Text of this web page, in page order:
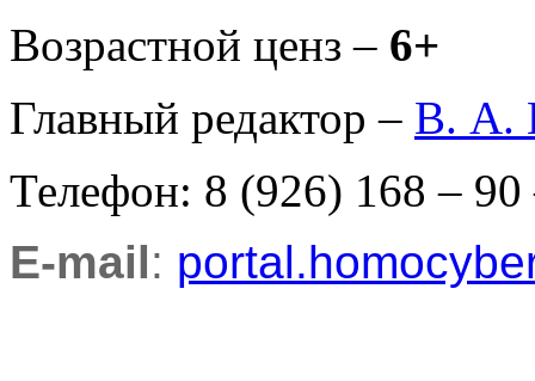
Возрастной ценз – 6+
Главный редактор – В. А.
Телефон: 8 (926) 168 – 90
E-mail: